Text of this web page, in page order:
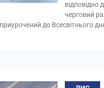
відповідно
черговий
до Всесвітнього